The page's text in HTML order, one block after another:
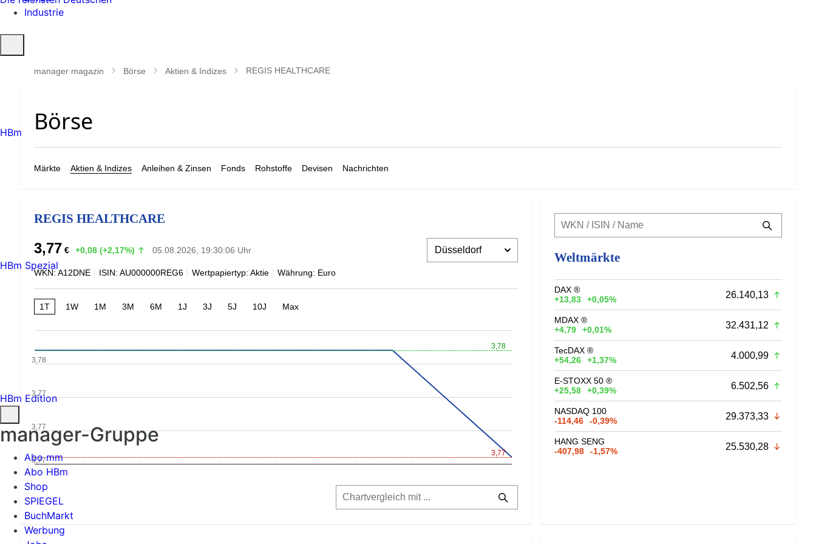
Industrie
öffnen
manager magazin Börse Aktien & Indizes REGIS HEALTHCARE
Märkte Aktien & Indizes Anleihen & Zinsen Fonds Rohstoffe Devisen Nachrichten
REGIS HEALTHCARE
3,77 € +0,08 (+2,17%) 05.08.2026, 19:30:06 Uhr
WKN: A12DNE ISIN: AU000000REG6 Wertpapiertyp: Aktie Währung: Euro
1T 1W 1M 3M 6M 1J 3J 5J 10J Max
3,78
3,77
3,77
3,77
3,77
3,78
Weltmärkte
DAX ®
+13,83
+0,05% 26.140,13
MDAX ®
+4,79
+0,01% 32.431,12
TecDAX ®
+54,26
+1,37% 4.000,99
E-STOXX 50 ®
+25,58
+0,39% 6.502,56
NASDAQ 100
-114,46
-0,39% 29.373,33
HANG SENG
-407,98
-1,57% 25.530,28
HBm
HBm Spezial
HBm Edition
manager-Gruppe
Abo mm
Abo HBm
Shop
SPIEGEL
BuchMarkt
Werbung